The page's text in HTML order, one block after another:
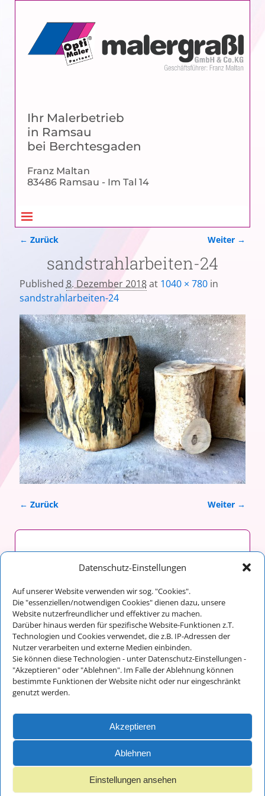
Datenschutz-Einstellungen
Auf unserer Website verwenden wir sog. "Cookies".
Die "essenziellen/notwendigen Cookies" dienen dazu, unsere
Website nutzerfreundlicher und effektiver zu machen.
Darüber hinaus werden für spezifische Website-Funktionen z.T.
Technologien und Cookies verwendet, die z.B. IP-Adressen der
Nutzer verarbeiten und externe Medien einbinden.
Sie können diese Technologien - unter Datenschutz-Einstellungen -
"Akzeptieren" oder "Ablehnen". Im Falle der Ablehnung können
bestimmte Funktionen der Website nicht oder nur eingeschränkt
genutzt werden.
Akzeptieren
Ablehnen
Einstellungen ansehen
Ihr Malerbetrieb
in Ramsau
bei Berchtesgaden
Franz Maltan
83486 Ramsau - Im Tal 14
Bilder-Navigation
← Zurück Weiter →
sandstrahlarbeiten-24
Published 8. Dezember 2018at 1040 × 780in
sandstrahlarbeiten-24
← Zurück Weiter →
malergraßl GmbH & Co. KG
Im Tal 14
83486 Ramsau bei Berchtesgaden
Kontakt:
Telefon: +49 (0) 8657/648
Fax: +49 (0) 8657/712
Impressum und
© 2018 - 2025 malergraßl GmbH - Webdesign Ernst Wurm und
Florian Wurm GbR